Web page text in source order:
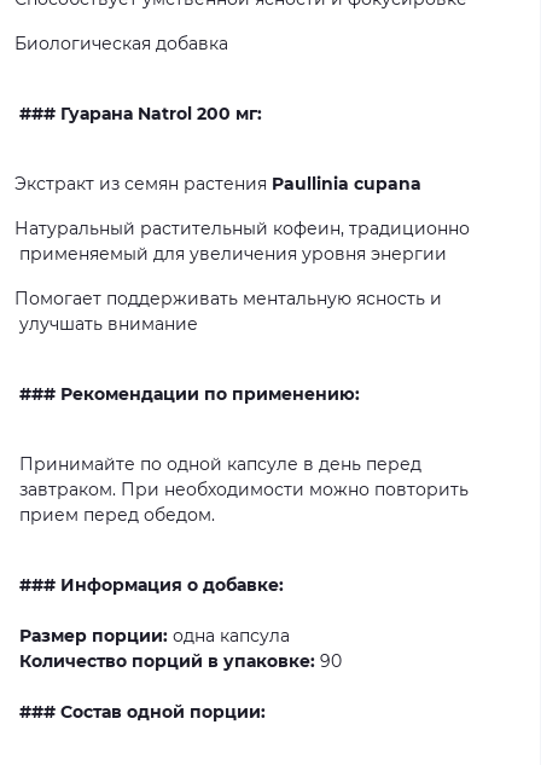
Биологическая добавка
### Гуарана Natrol 200 мг:
Экстракт из семян растения Paullinia cupana
Натуральный растительный кофеин, традиционно
применяемый для увеличения уровня энергии
Помогает поддерживать ментальную ясность и
улучшать внимание
### Рекомендации по применению:
Принимайте по одной капсуле в день перед
завтраком. При необходимости можно повторить
прием перед обедом.
### Информация о добавке:
Размер порции: одна капсула
Количество порций в упаковке: 90
### Состав одной порции: